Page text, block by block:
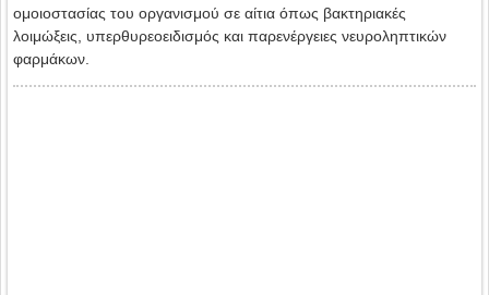
ομοιοστασίας του οργανισμού σε αίτια όπως βακτηριακές
λοιμώξεις, υπερθυρεοειδισμός και παρενέργειες νευροληπτικών
φαρμάκων.